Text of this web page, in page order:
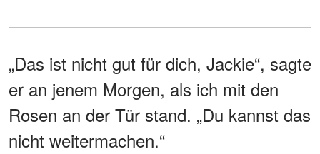
„Das ist nicht gut für dich, Jackie“, sagte
er an jenem Morgen, als ich mit den
Rosen an der Tür stand. „Du kannst das
nicht weitermachen.“